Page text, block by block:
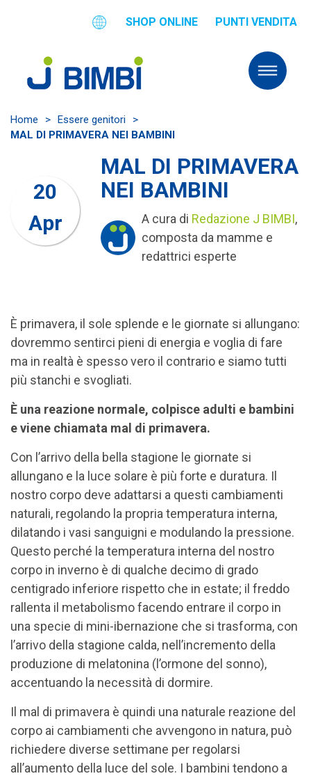
SHOP ONLINE PUNTI VENDITA
Home > Essere genitori
>
MAL DI PRIMAVERA NEI BAMBINI
20
Apr
MAL DI PRIMAVERA
NEI BAMBINI
A cura di Redazione J BIMBI,
composta da mamme e
redattrici esperte
È primavera, il sole splende e le giornate si allungano:
dovremmo sentirci pieni di energia e voglia di fare
ma in realtà è spesso vero il contrario e siamo tutti
più stanchi e svogliati.
È una reazione normale, colpisce adulti e bambini
e viene chiamata mal di primavera.
Con l’arrivo della bella stagione le giornate si
allungano e la luce solare è più forte e duratura. Il
nostro corpo deve adattarsi a questi cambiamenti
naturali, regolando la propria temperatura interna,
dilatando i vasi sanguigni e modulando la pressione.
Questo perché la temperatura interna del nostro
corpo in inverno è di qualche decimo di grado
centigrado inferiore rispetto che in estate; il freddo
rallenta il metabolismo facendo entrare il corpo in
una specie di mini-ibernazione che si trasforma, con
l’arrivo della stagione calda, nell’incremento della
produzione di melatonina (l’ormone del sonno),
accentuando la necessità di dormire.
Il mal di primavera è quindi una naturale reazione del
corpo ai cambiamenti che avvengono in natura, può
richiedere diverse settimane per regolarsi
all’aumento della luce del sole. I bambini tendono a